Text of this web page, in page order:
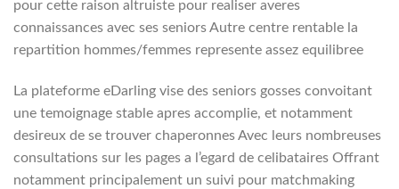
pour cette raison altruiste pour realiser averes
connaissances avec ses seniors Autre centre rentable la
repartition hommes/femmes represente assez equilibree
La plateforme eDarling vise des seniors gosses convoitant
une temoignage stable apres accomplie, et notamment
desireux de se trouver chaperonnes Avec leurs nombreuses
consultations sur les pages a l’egard de celibataires Offrant
notamment principalement un suivi pour matchmaking